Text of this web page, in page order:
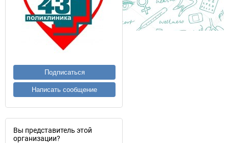
Подписаться
Написать сообщение
Вы представитель этой
организации?